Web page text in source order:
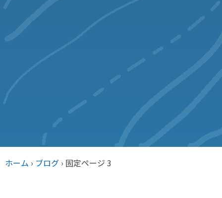
ホーム › ブログ › 固定ページ 3